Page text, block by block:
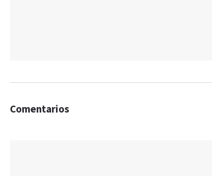
Comentarios